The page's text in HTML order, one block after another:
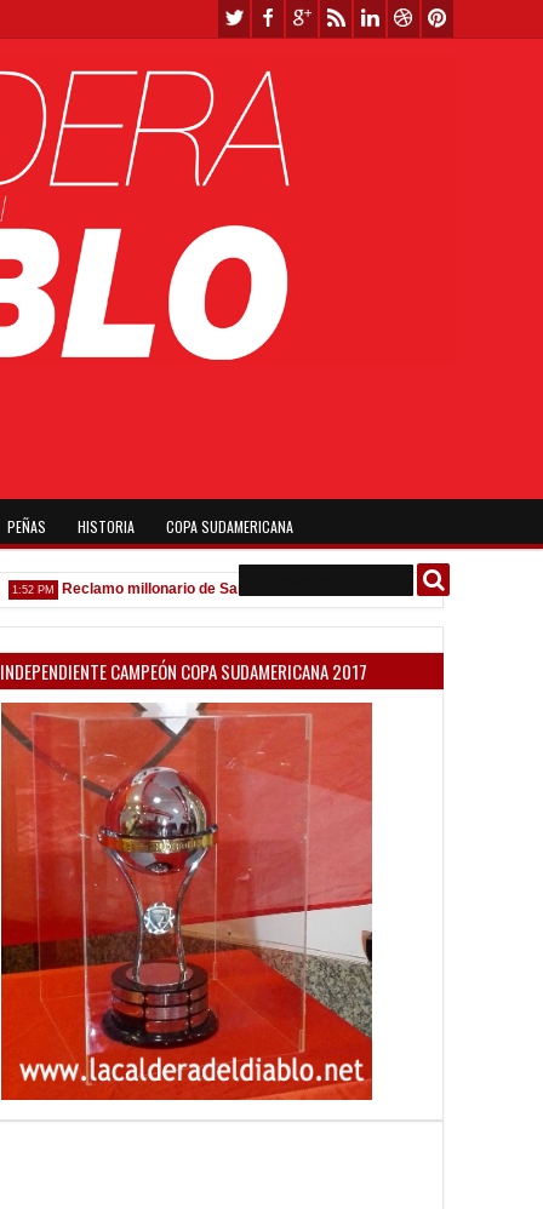
PEÑAS HISTORIA COPA SUDAMERICANA
Reclamo millonario de San Martín (SJ) Venta de localidades
INDEPENDIENTE CAMPEÓN COPA SUDAMERICANA 2017